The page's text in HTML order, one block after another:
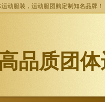
动服装，运动服团购定制知名品牌！
品质团